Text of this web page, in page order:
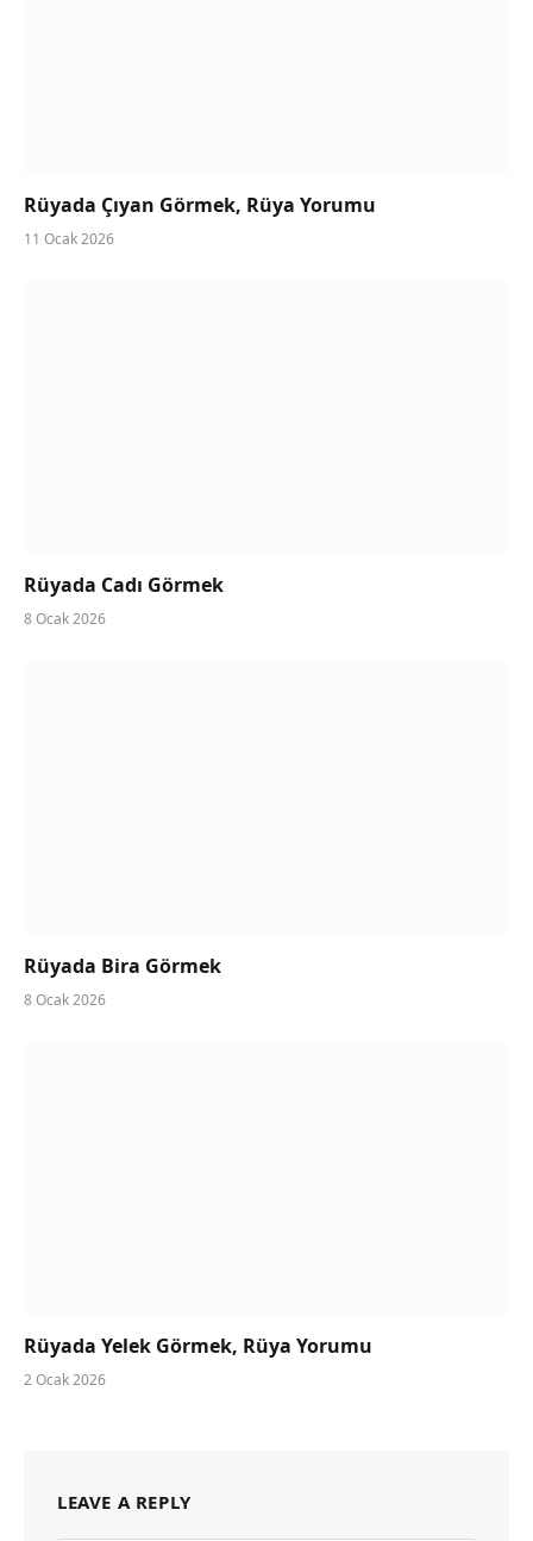
Rüyada Çıyan Görmek, Rüya Yorumu
11 Ocak 2026
Rüyada Cadı Görmek
8 Ocak 2026
Rüyada Bira Görmek
8 Ocak 2026
Rüyada Yelek Görmek, Rüya Yorumu
2 Ocak 2026
LEAVE A REPLY